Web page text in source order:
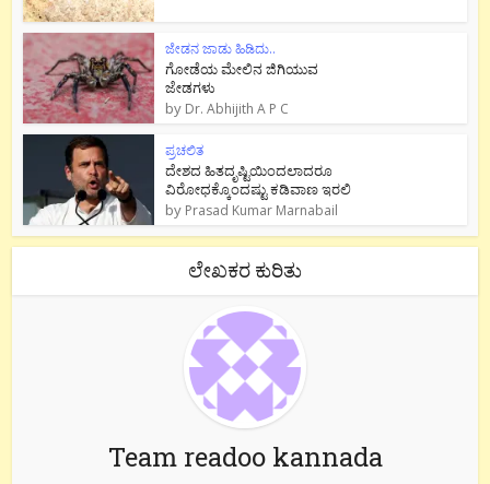
ಜೇಡನ ಜಾಡು ಹಿಡಿದು..
ಗೋಡೆಯ ಮೇಲಿನ ಜಿಗಿಯುವ
ಜೇಡಗಳು
by Dr. Abhijith A P C
ಪ್ರಚಲಿತ
ದೇಶದ ಹಿತದೃಷ್ಟಿಯಿಂದಲಾದರೂ
ವಿರೋಧಕ್ಕೊಂದಷ್ಟು ಕಡಿವಾಣ ಇರಲಿ
by Prasad Kumar Marnabail
ಲೇಖಕರ ಕುರಿತು
Team readoo kannada